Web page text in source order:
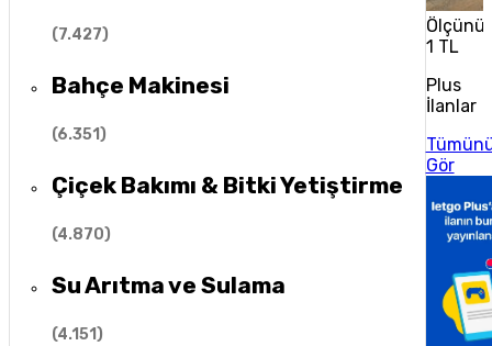
(7.427)
Bahçe Makinesi
(6.351)
Çiçek Bakımı & Bitki Yetiştirme
(4.870)
Su Arıtma ve Sulama
(4.151)
1 TL
Plus
İlanlar
Gör